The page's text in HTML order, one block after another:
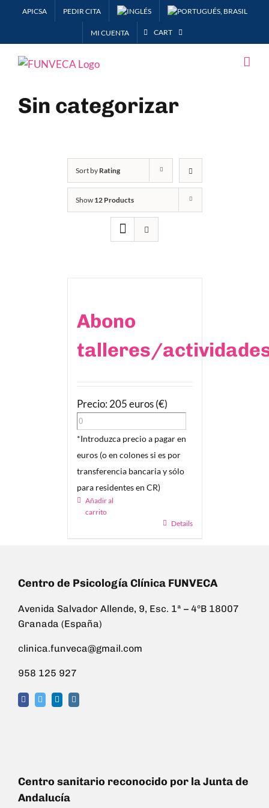
APICSA PEDIR CITA
MI CUENTA CART
Sin categorizar
Sort by Rating
Show 12 Products
Abono
talleres/
Precio: 205 euros (€)
*Introduzca precio a pagar en
euros (o en colones si es por
transferencia bancaria y sólo
para residentes en CR)
Añadir al
carrito
Details
Centro de Psicología Clínica FUNVECA
Avenida Salvador Allende, 9, Esc. 1ª – 4ºB 18007
Granada (España)
clinica.funveca@gmail.com
958 125 927
Centro sanitario reconocido por la Junta de
Andalucía